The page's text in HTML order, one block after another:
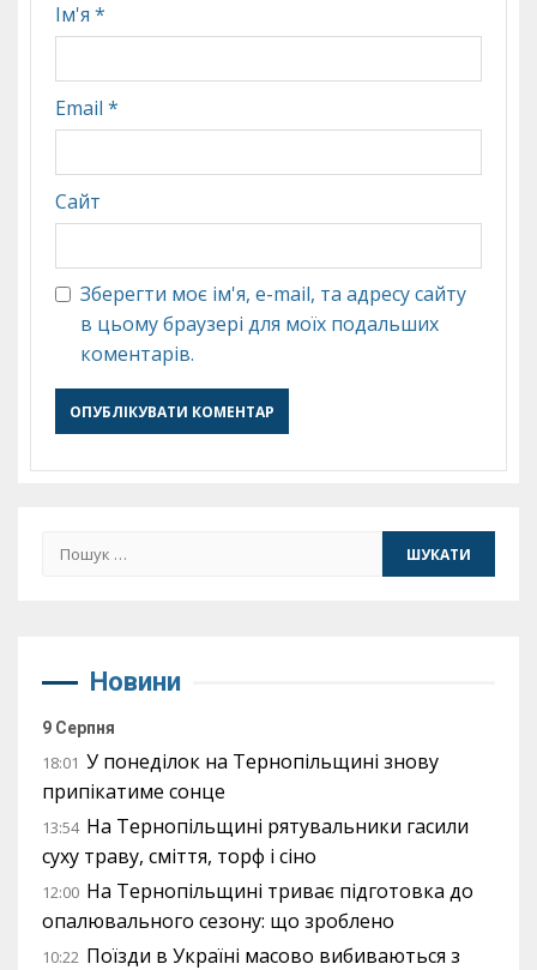
Ім'я *
Email *
Сайт
Зберегти моє ім'я, e-mail, та адресу сайту
в цьому браузері для моїх подальших
коментарів.
Пошук:
Новини
9 Серпня
18:01 У понеділок на Тернопільщині знову
припікатиме сонце
13:54 На Тернопільщині рятувальники гасили
суху траву, сміття, торф і сіно
12:00 На Тернопільщині триває підготовка до
опалювального сезону: що зроблено
10:22 Поїзди в Україні масово вибиваються з